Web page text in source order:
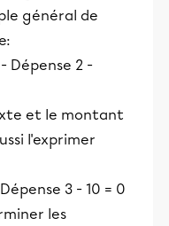
général de
Dépense 2 -
et le montant
l'exprimer
3 - 10 = 0
les